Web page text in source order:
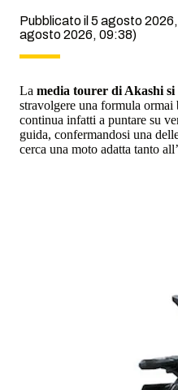
Pubblicato il 5 agosto
agosto 2026, 09:38)
La media tourer di Akashi
stravolgere una formula ormai
continua infatti a puntare su
guida, confermandosi una
cerca una moto adatta tanto